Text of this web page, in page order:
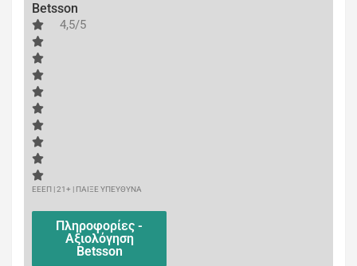
Betsson
4,5/5
ΕΕΕΠ | 21+ | ΠΑΙΞΕ ΥΠΕΥΘΥΝΑ
Πληροφορίες -
Αξιολόγηση
Betsson